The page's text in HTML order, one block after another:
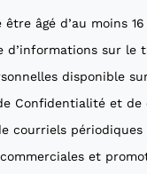
âgé d’au moins
d’informations sur le
disponible
Confidentialitéet de
courriels
et